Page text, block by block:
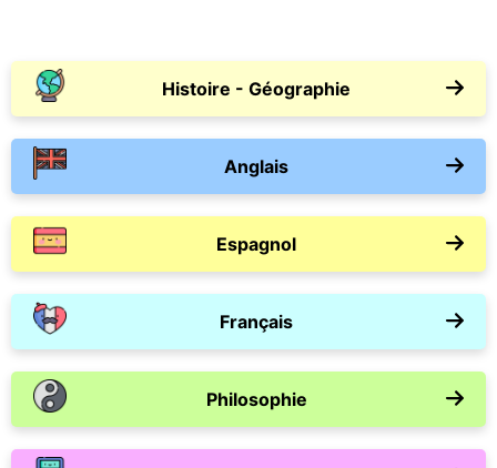
Histoire - Géographie
Anglais
Espagnol
Français
Philosophie